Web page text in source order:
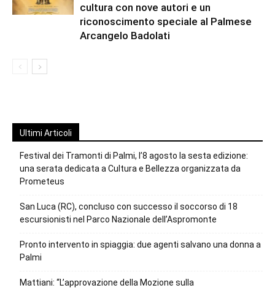
cultura con nove autori e un
riconoscimento speciale al Palmese
Arcangelo Badolati
Ultimi Articoli
Festival dei Tramonti di Palmi, l’8 agosto la sesta edizione:
una serata dedicata a Cultura e Bellezza organizzata da
Prometeus
San Luca (RC), concluso con successo il soccorso di 18
escursionisti nel Parco Nazionale dell’Aspromonte
Pronto intervento in spiaggia: due agenti salvano una donna a
Palmi
Mattiani: “L’approvazione della Mozione sulla